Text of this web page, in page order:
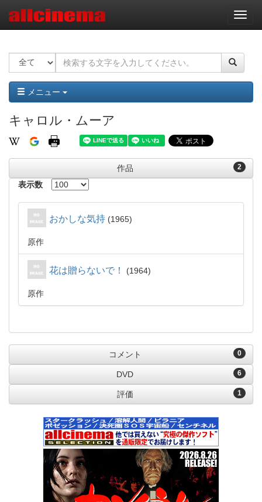
ナ
ビ
ー
ョ
ン
メニュー
キャロル・ムーア
2
作品
表示数
おかしな気持 1965
原作
花は贈らないで！ 1964
原作
0
コメント
6
DVD
1
評価